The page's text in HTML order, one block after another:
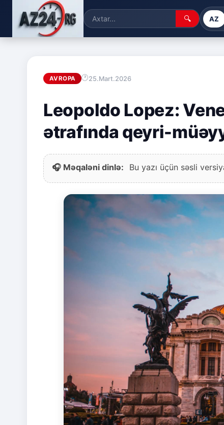
🔍 AZ
AVROPA 25.Mart.2026
Leopoldo Lopez:
ətrafında qeyri-
🎧 Məqaləni dinlə: Bu yazı üçün səsli